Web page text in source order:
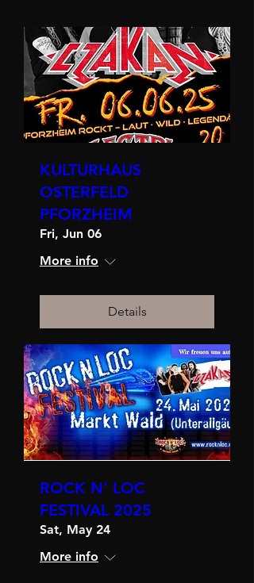
KULTURHAUS
OSTERFELD
PFORZHEIM
Fri, Jun 06
More info
Details
ROCK N’ LOC
FESTIVAL 2025
Sat, May 24
More info